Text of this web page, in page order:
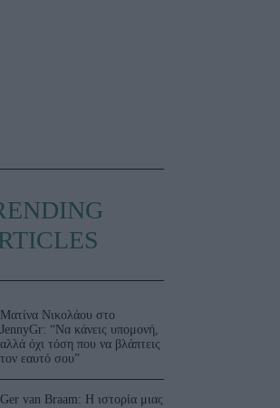
Ματίνα Νικολάου στο
JennyGr: “Να κάνεις υπομονή,
αλλά όχι τόση που να βλάπτεις
τον εαυτό σου”
Ger van Braam: Η ιστορία μιας